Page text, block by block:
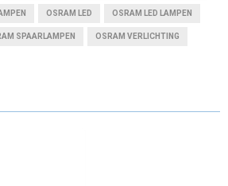
OSRAM LED OSRAM LED LAMPEN
SPAARLAMPEN OSRAM VERLICHTING